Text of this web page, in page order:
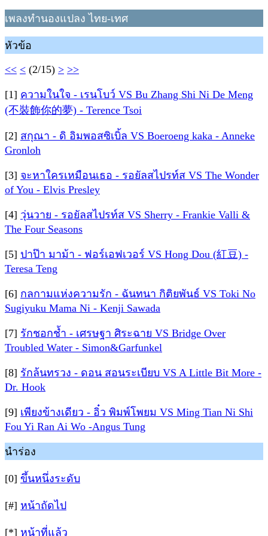
เพลงทำนองแปลง ไทย-เทศ
หัวข้อ
<< < (2/15) > >>
[1] ความในใจ - เรนโบว์ VS Bu Zhang Shi Ni De Meng
(不裝飾你的夢) - Terence Tsoi
[2] สกุณา - ดิ อิมพอสซิเบิ้ล VS Boeroeng kaka - Anneke
Gronloh
[3] จะหาใครเหมือนเธอ - รอยัลสไปรท์ส VS The Wonder
of You - Elvis Presley
[4] วุ่นวาย - รอยัลสไปรท์ส VS Sherry - Frankie Valli &
The Four Seasons
[5] ปาป๊า มาม้า - ฟอร์เอฟเวอร์ VS Hong Dou (紅豆) -
Teresa Teng
[6] กลกามแห่งความรัก - ฉันทนา กิติยพันธ์ VS Toki No
Sugiyuku Mama Ni - Kenji Sawada
[7] รักชอกช้ำ - เศรษฐา ศิระฉาย VS Bridge Over
Troubled Water - Simon&Garfunkel
[8] รักล้นทรวง - ดอน สอนระเบียบ VS A Little Bit More -
Dr. Hook
[9] เพียงข้างเดียว - อิ๋ว พิมพ์โพยม VS Ming Tian Ni Shi
Fou Yi Ran Ai Wo -Angus Tung
นำร่อง
[0] ขึ้นหนึ่งระดับ
[#] หน้าถัดไป
[*] หน้าที่แล้ว